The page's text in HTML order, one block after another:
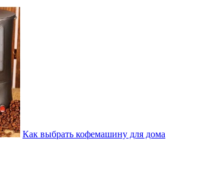
Как выбрать кофемашину для дома